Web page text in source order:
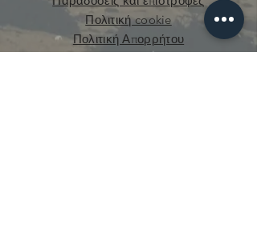
Πολιτική cookie
Πολιτική Απορρήτου